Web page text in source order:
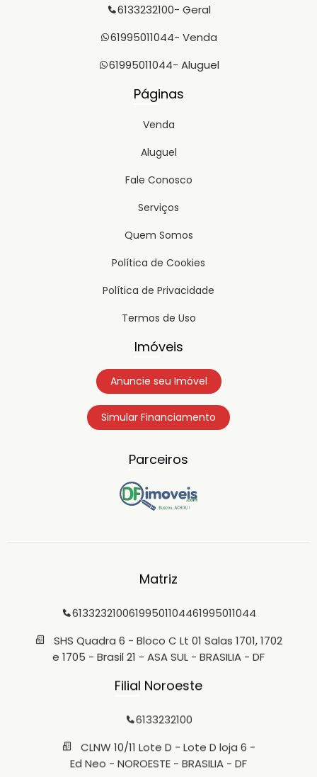
6133232100- Geral
61995011044- Venda
61995011044- Aluguel
Páginas
Venda
Aluguel
Fale Conosco
Serviços
Quem Somos
Política de Cookies
Política de Privacidade
Termos de Uso
Imóveis
Anuncie seu Imóvel
Simular Financiamento
Parceiros
Matriz
61332321006199501104461995011044
SHS Quadra 6 - Bloco C Lt 01 Salas 1701, 1702
e 1705 - Brasil 21 - ASA SUL - BRASILIA - DF
Filial Noroeste
6133232100
CLNW 10/11 Lote D - Lote D loja 6 -
Ed Neo - NOROESTE - BRASILIA - DF